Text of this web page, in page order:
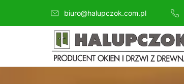
biuro@halupczok.com.pl